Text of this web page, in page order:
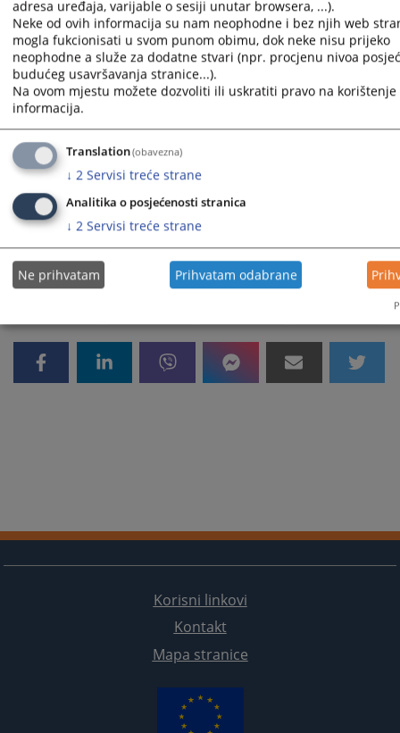
sud na prijedlog tražioca izvršenja nije odredio drugačije, uz
zabranu svim osobama koje posjeduju ili imaju kontrolu nad
zaplijenjenim stvarima da njima raspolažu bez sudskog naloga.
Prikazana vijest je na: Bosanski jezik
Vijest dostupna još na : Hrvatski jezik English language
Prateći dokumenti
Sudski izvršilac u izvršnom postupku - bosanski jezik
Korisni linkovi
Kontakt
Mapa stranice
adresa uređaja, varijable o sesiji unutar browsera, ...).
Neke od ovih informacija su nam neophodne i bez njih web
mogla fukcionisati u svom punom obimu, dok neke nisu prijeko
neophodne a služe za dodatne stvari (npr. procjenu nivoa
budućeg usavršavanja stranice...).
Na ovom mjestu možete dozvoliti ili uskratiti pravo na
informacija.
Translation(obavezna)
↓ 2 Servisi treće strane
Analitika o posjećenosti stranica
↓ 2 Servisi treće strane
Ne prihvatam Prihvatam odabrane